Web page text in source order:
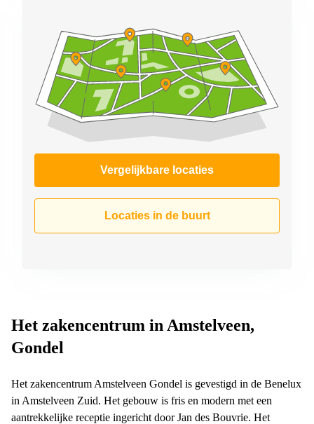
Kantoor
Hengelo
Bedrijfsruimte
Huren in
Nijmegen
Vergelijkbare locaties
Locaties in de buurt
Het zakencentrum in Amstelveen,
Gondel
Het zakencentrum Amstelveen Gondel is gevestigd in de Benelux
in Amstelveen Zuid. Het gebouw is fris en modern met een
aantrekkelijke receptie ingericht door Jan des Bouvrie. Het